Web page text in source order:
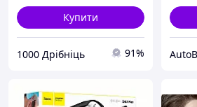
Купити
1000 Дрібніць 91%